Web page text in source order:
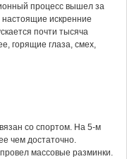
процесс вышел за
искренние
почти тысяча
горящие глаза, смех,
со спортом. На 5-м
чем достаточно.
массовые разминки.